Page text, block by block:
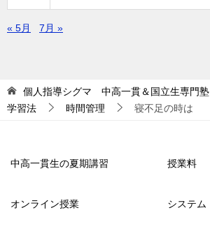
« 5月 7月 »
個人指導シグマ 中高一貫＆国立生専門塾
学習法
時間管理 寝不足の時は
中高一貫生の夏期講習 授業料
オンライン授業 システム